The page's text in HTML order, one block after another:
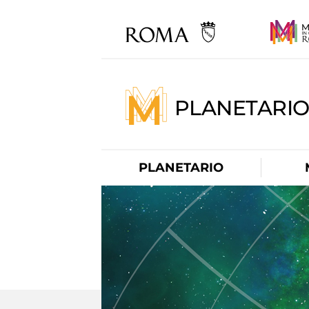
PLANETARIO
PLANETARIO